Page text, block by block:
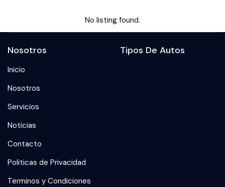
No listing found.
Nosotros
Inicio
Nosotros
Servicios
Noticias
Contacto
Politicas de Privacidad
Terminos y Condiciones
Tipos De Autos